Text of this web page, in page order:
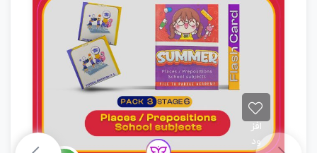
ود